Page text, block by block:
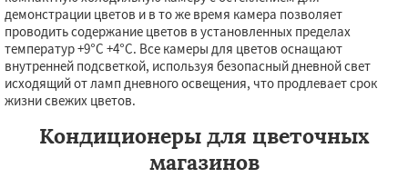
демонстрации цветов и в то же время камера позволяет
проводить содержание цветов в установленных пределах
температур +9°С +4°С. Все камеры для цветов оснащают
внутренней подсветкой, используя безопасный дневной свет
исходящий от ламп дневного освещения, что продлевает срок
жизни свежих цветов.
Кондиционеры для цветочных
магазинов